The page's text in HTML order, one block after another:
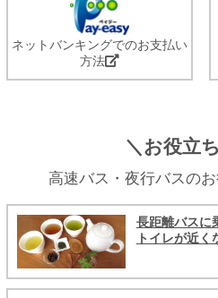
ネットバンキングでのお支払い
方法
＼お役立
高速バス・夜行バスの
長距離バスに
トイレが近く